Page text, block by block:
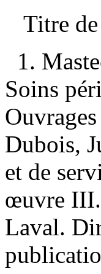
Titre
1.
Soins
Dubois,
et de
œuvre III.
Laval.